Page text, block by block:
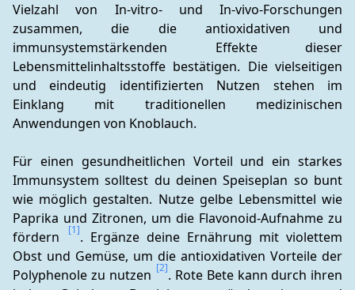
Vielzahl von In-vitro- und In-vivo-Forschungen
zusammen, die die antioxidativen und
immunsystemstärkenden Effekte dieser
Lebensmittelinhaltsstoffe bestätigen. Die vielseitigen
und eindeutig identifizierten Nutzen stehen im
Einklang mit traditionellen medizinischen
Anwendungen von Knoblauch.
Für einen gesundheitlichen Vorteil und ein starkes
Immunsystem solltest du deinen Speiseplan so bunt
wie möglich gestalten. Nutze gelbe Lebensmittel wie
Paprika und Zitronen, um die Flavonoid-Aufnahme zu
fördern
[1]. Ergänze deine Ernährung mit violettem
Obst und Gemüse, um die antioxidativen Vorteile der
Polyphenole zu nutzen [2]. Rote Bete kann durch ihren